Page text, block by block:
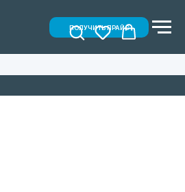
ПОЛУЧИТЬ ПРАЙС